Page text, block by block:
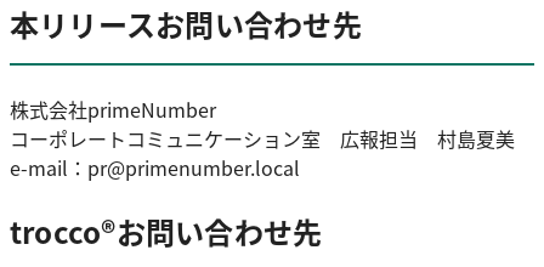
本リリースお問い合わせ先
株式会社primeNumber
コーポレートコミュニケーション室 広報担当 村島夏美
e-mail：pr@primenumber.local
trocco®お問い合わせ先